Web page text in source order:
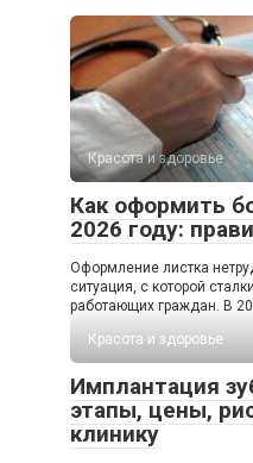
Красота и здоровье
Как оформить
2026 году:
Оформление листка
ситуация, с которой
работающих граждан. В
Красота и здоровье
Имплантация
этапы, цены,
клинику